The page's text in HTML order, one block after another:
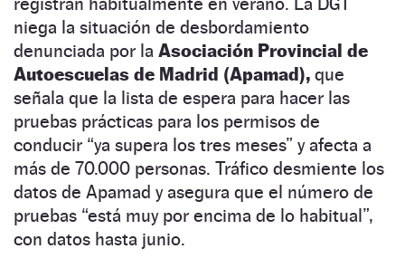
niega la situación de desbordamiento
denunciada por la Asociación Provincial de
Autoescuelas de Madrid (Apamad), que
señala que la lista de espera para hacer las
pruebas prácticas para los permisos de
conducir “ya supera los tres meses” y afecta a
más de 70.000 personas. Tráfico desmiente los
datos de Apamad y asegura que el número de
pruebas “está muy por encima de lo habitual”,
con datos hasta junio.